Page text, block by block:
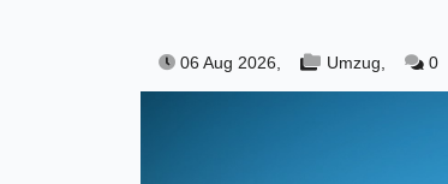
06 Aug 2026, Umzug, 0